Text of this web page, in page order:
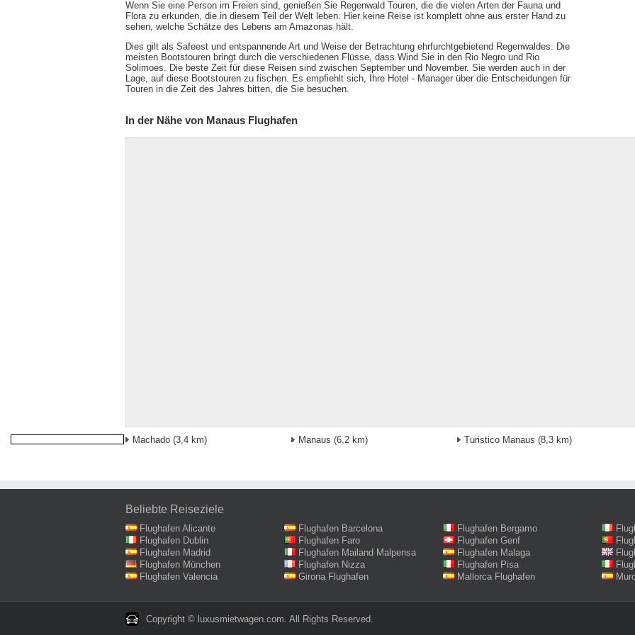
Wenn Sie eine Person im Freien sind, genießen Sie Regenwald Touren, die die vielen Arten der Fauna und
Flora zu erkunden, die in diesem Teil der Welt leben. Hier keine Reise ist komplett ohne aus erster Hand zu
sehen, welche Schätze des Lebens am Amazonas hält.
Dies gilt als Safeest und entspannende Art und Weise der Betrachtung ehrfurchtgebietend Regenwaldes. Die
meisten Bootstouren bringt durch die verschiedenen Flüsse, dass Wind Sie in den Rio Negro und Rio
Solimoes. Die beste Zeit für diese Reisen sind zwischen September und November. Sie werden auch in der
Lage, auf diese Bootstouren zu fischen. Es empfiehlt sich, Ihre Hotel - Manager über die Entscheidungen für
Touren in die Zeit des Jahres bitten, die Sie besuchen.
In der Nähe von Manaus Flughafen
Machado (3,4 km) Manaus (6,2 km) Turistico Manaus (8,3 km)
Beliebte Reiseziele
Flughafen Alicante Flughafen Barcelona Flughafen Bergamo
Flughafen Dublin
Flughafen Faro Flughafen Genf
Flughafen Madrid
Flughafen Mailand Malpensa Flughafen Malaga
Flughafen München
Flughafen Nizza Flughafen Pisa
Flughafen Valencia
Girona Flughafen Mallorca Flughafen
Copyright © luxusmietwagen.com. All Rights Reserved.‎